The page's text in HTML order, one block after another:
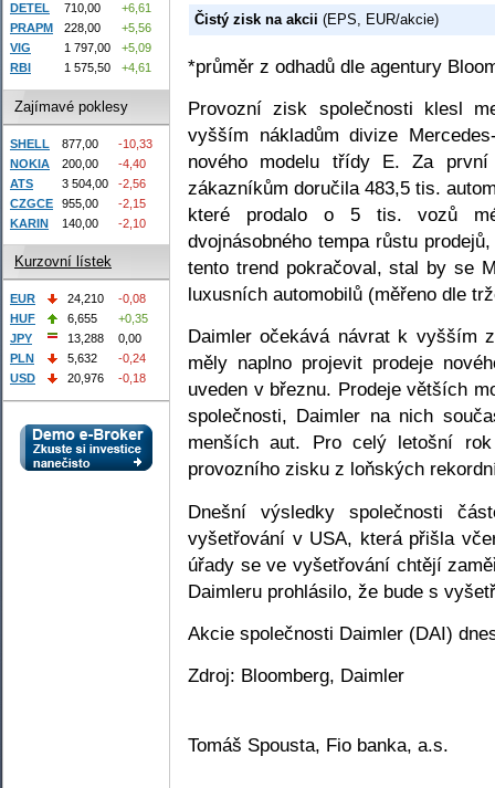
Čistý zisk na akcii (EPS, EUR/akcie)
*průměr z odhadů dle agentury
Provozní zisk společnosti klesl
vyšším nákladům divize
nového modelu třídy E. Za
zákazníkům doručila 483,5 tis.
které prodalo o 5 tis. vozů
dvojnásobného tempa růstu
tento trend pokračoval, stal by se
luxusních automobilů (měřeno dle
Daimler očekává návrat k vyšším
měly naplno projevit prodeje
uveden v březnu. Prodeje větších
společnosti, Daimler na nich
menších aut. Pro celý letošní
provozního zisku z loňských
Dnešní výsledky společnosti
vyšetřování v USA, která přišla
úřady se ve vyšetřování chtějí
Daimleru prohlásilo, že bude s
Akcie společnosti Daimler (DAI)
Zdroj: Bloomberg, Daimler
Tomáš Spousta, Fio banka, a.s.
DETEL
710,00
+6,61
PRAPM
228,00
+5,56
VIG
1 797,00
+5,09
RBI
1 575,50 +4,61
Zajímavé poklesy
SHELL 877,00
-10,33
NOKIA
200,00
-4,40
ATS
3 504,00
-2,56
CZGCE
955,00
-2,15
KARIN
140,00 -2,10
Kurzovní lístek
EUR 24,210
-0,08
HUF
6,655
+0,35
JPY
13,288
0,00
PLN
5,632
-0,24
USD
20,976 -0,18